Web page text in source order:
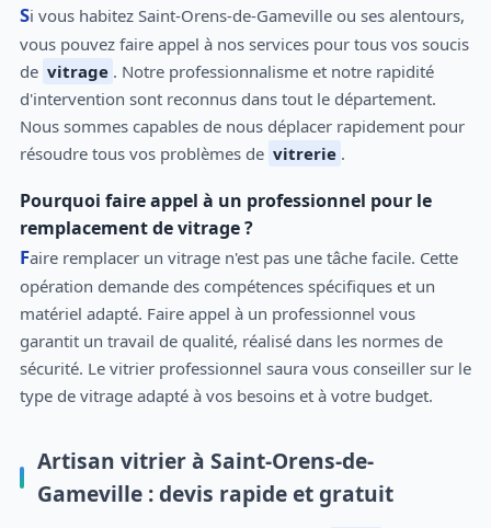
Si vous habitez Saint-Orens-de-Gameville ou ses alentours,
vous pouvez faire appel à nos services pour tous vos soucis
de vitrage . Notre professionnalisme et notre rapidité
d'intervention sont reconnus dans tout le département.
Nous sommes capables de nous déplacer rapidement pour
résoudre tous vos problèmes de vitrerie .
Pourquoi faire appel à un professionnel pour le
remplacement de vitrage ?
Faire remplacer un vitrage n'est pas une tâche facile. Cette
opération demande des compétences spécifiques et un
matériel adapté. Faire appel à un professionnel vous
garantit un travail de qualité, réalisé dans les normes de
sécurité. Le vitrier professionnel saura vous conseiller sur le
type de vitrage adapté à vos besoins et à votre budget.
Artisan vitrier à Saint-Orens-de-
Gameville : devis rapide et gratuit